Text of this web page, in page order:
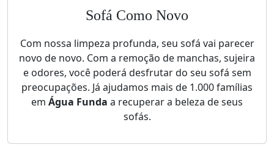
Sofá Como Novo
Com nossa limpeza profunda, seu sofá vai parecer
novo de novo. Com a remoção de manchas, sujeira
e odores, você poderá desfrutar do seu sofá sem
preocupações. Já ajudamos mais de 1.000 famílias
em Água Funda a recuperar a beleza de seus
sofás.